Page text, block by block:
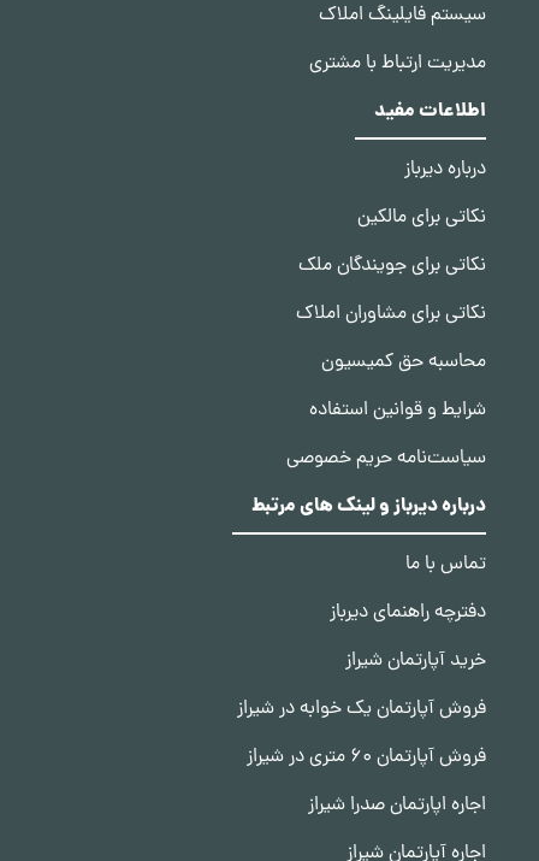
سیستم فایلینگ املاک
مدیریت ارتباط با مشتری
اطلاعات مفید
درباره دیرباز
نکاتی برای مالکین
نکاتی برای جویندگان ملک
نکاتی برای مشاوران املاک
محاسبه حق کمیسیون
شرایط و قوانین استفاده
سیاست‌نامه حریم خصوصی
درباره دیرباز و لینک های مرتبط
تماس با ما
دفترچه راهنمای دیرباز
خرید آپارتمان شیراز
فروش آپارتمان یک خوابه در شیراز
فروش آپارتمان 60 متری در شیراز
اجاره اپارتمان صدرا شیراز
اجاره آپارتمان شیراز